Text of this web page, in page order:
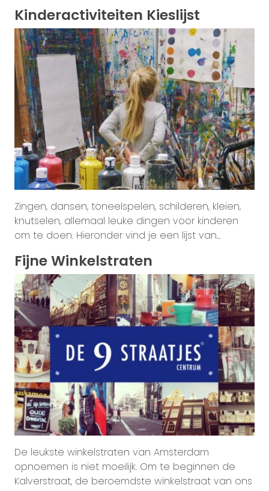
Kinderactiviteiten Kieslijst
Zingen, dansen, toneelspelen, schilderen, kleien,
knutselen, allemaal leuke dingen voor kinderen
om te doen. Hieronder vind je een lijst van...
Fijne Winkelstraten
De leukste winkelstraten van Amsterdam
opnoemen is niet moeilijk. Om te beginnen de
Kalverstraat, de beroemdste winkelstraat van ons